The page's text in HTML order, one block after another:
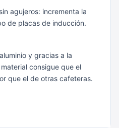
agujeros: incrementa la
de placas de inducción.
y gracias a la
consigue que el
que el de otras cafeteras.